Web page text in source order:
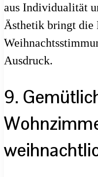
aus Individualität
Ästhetik bringt die
Ausdruck.
9.